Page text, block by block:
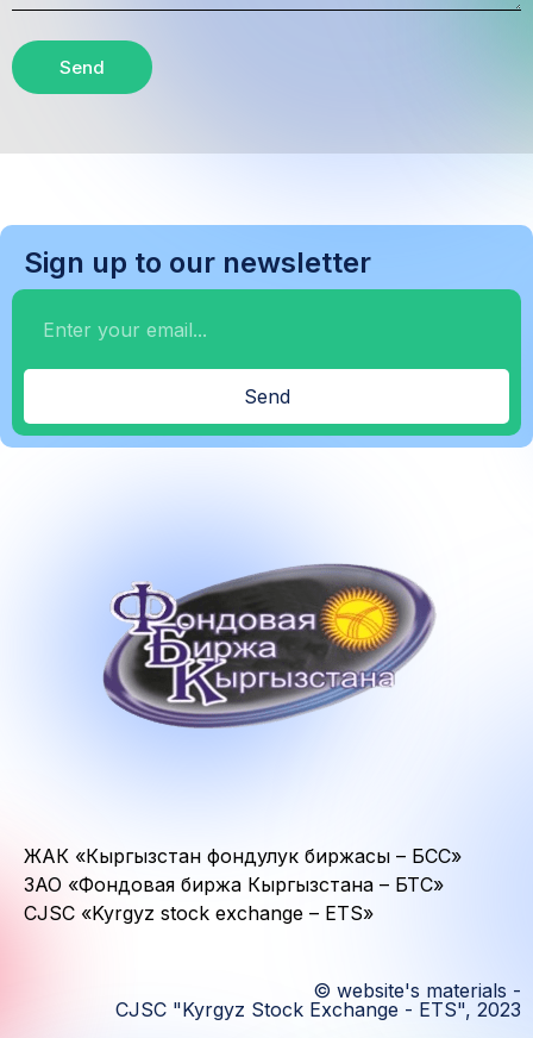
Send
Sign up to our newsletter
Send
ЖАК «Кыргызстан фондулук биржасы – БСС»
ЗАО «Фондовая биржа Кыргызстана – БТС»
CJSC «Kyrgyz stock exchange – ETS»
© website's materials -
CJSC "Kyrgyz Stock Exchange - ETS", 2023